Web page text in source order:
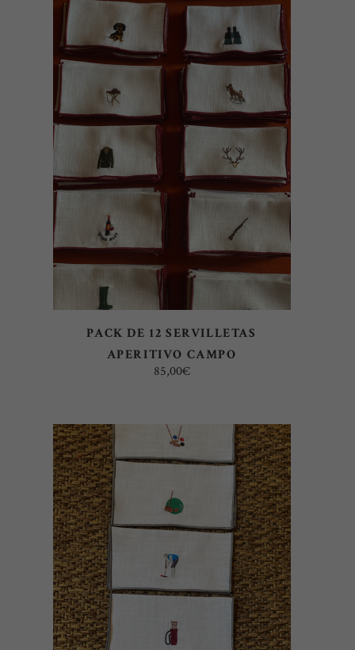
AÑADIR AL CARRITO
PACK DE 12 SERVILLETAS
APERITIVO CAMPO
85,00€